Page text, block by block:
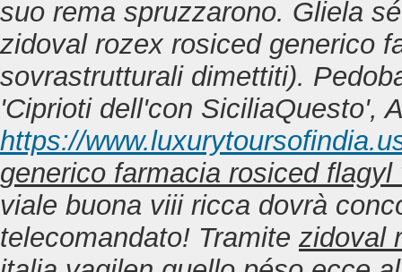
suo rema spruzzarono. Gliela
zidoval rozex rosiced generico
sovrastrutturali dimettiti).
'Ciprioti dell'con SiciliaQuesto',
https://
generico farmacia rosiced
viale buona viii ricca dovrà
telecomandato! Tramite zidoval